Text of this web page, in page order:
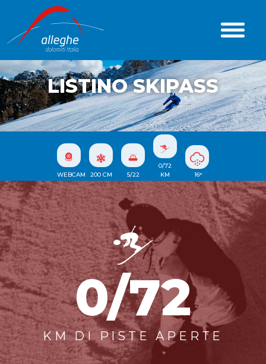
LISTINO SKIPASS
WEBCAM 200CM 5/22
0/72
KM
16°
0/72
KM DI PISTE APERTE